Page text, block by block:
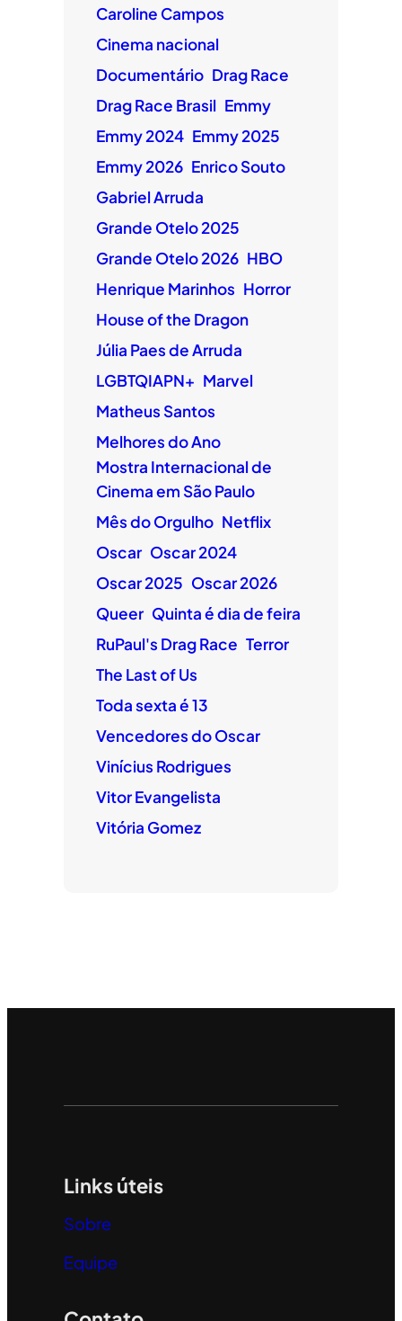
Caroline Campos
Cinema nacional
Documentário Drag Race
Drag Race Brasil Emmy
Emmy 2024 Emmy 2025
Emmy 2026 Enrico Souto
Gabriel Arruda
Grande Otelo 2025
Grande Otelo 2026 HBO
Henrique Marinhos Horror
House of the Dragon
Júlia Paes de Arruda
LGBTQIAPN+ Marvel
Matheus Santos
Melhores do Ano
Mostra Internacional de
Cinema em São Paulo
Mês do Orgulho Netflix
Oscar Oscar 2024
Oscar 2025 Oscar 2026
Queer Quinta é dia de feira
RuPaul's Drag Race Terror
The Last of Us
Toda sexta é 13
Vencedores do Oscar
Vinícius Rodrigues
Vitor Evangelista
Vitória Gomez
Links úteis
Sobre
Equipe